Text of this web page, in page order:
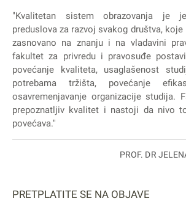
"Kvalitetan sistem obrazovanja je
preduslova za razvoj svakog društva, koje
zasnovano na znanju i na vladavini
fakultet za privredu i pravosuđe
povećanje kvaliteta, usaglašenost
potrebama tržišta, povećanje
osavremenjavanje organizacije studija.
prepoznatljiv kvalitet i nastoji da nivo
povećava."
PROF. DR
PRETPLATITE SE NA OBJAVE